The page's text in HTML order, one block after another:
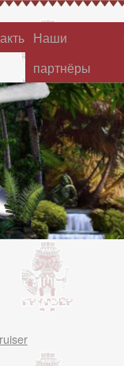
Наши
партнёры